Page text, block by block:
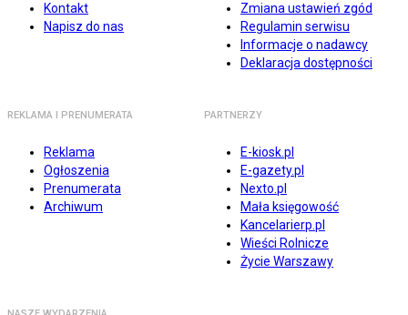
Kontakt
Napisz do nas
Zmiana ustawień zgód
Regulamin serwisu
Informacje o nadawcy
Deklaracja dostępności
REKLAMA I PRENUMERATA
Reklama
Ogłoszenia
Prenumerata
Archiwum
PARTNERZY
E-kiosk.pl
E-gazety.pl
Nexto.pl
Mała księgowość
Kancelarierp.pl
Wieści Rolnicze
Życie Warszawy